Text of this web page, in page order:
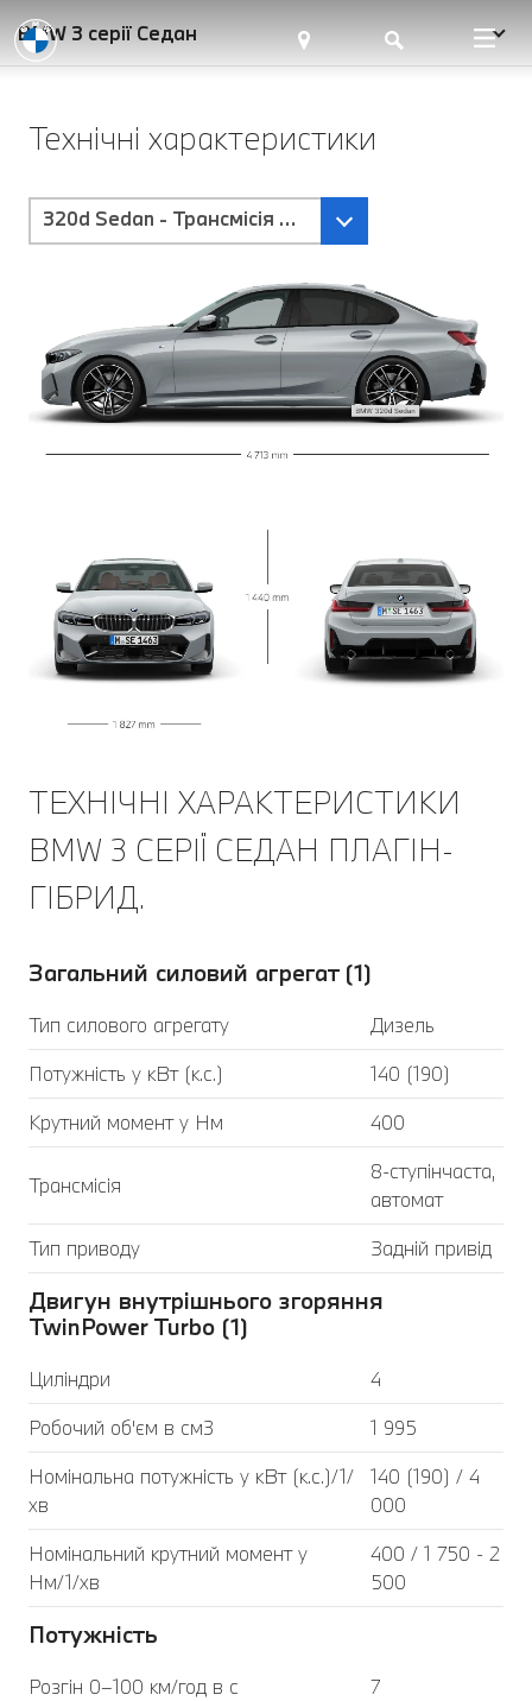
BMW 3 серії Седан
Технічні характеристики
320d Sedan - Трансмісія Steptronic Sport
ТЕХНІЧНІ ХАРАКТЕРИСТИКИ
BMW 3 СЕРІЇ СЕДАН ПЛАГІН-
ГІБРИД.
Загальний силовий агрегат (1)
Тип силового агрегату
Дизель
Потужність у кВт (к.с.)
140 (190)
Крутний момент у Нм
400
Трансмісія
8-ступінчаста,
автомат
Тип приводу
Задній привід
Двигун внутрішнього згоряння
TwinPower Turbo (1)
Циліндри
4
Робочий об'єм в см3
1 995
Номінальна потужність у кВт (к.с.)/1/
хв
140 (190) / 4
000
Номінальний крутний момент у
Нм/1/хв
400 / 1 750 - 2
500
Потужність
Розгін 0–100 км/год в с
7